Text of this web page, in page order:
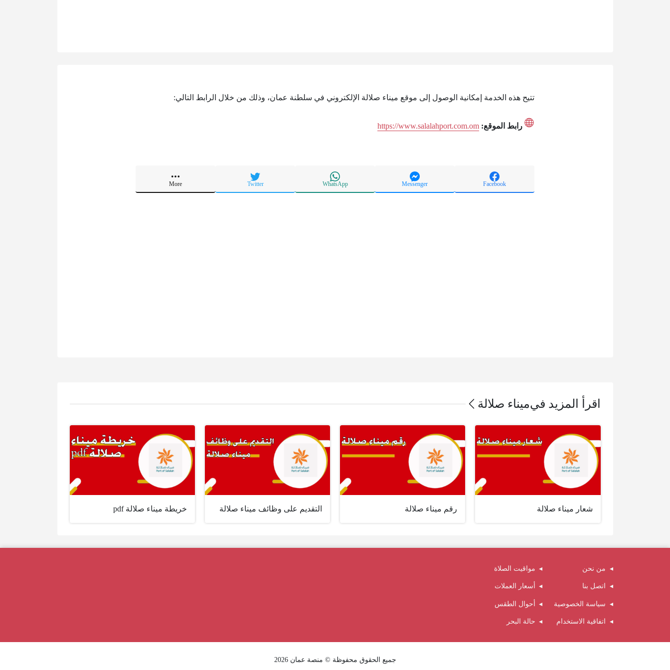
تتيح هذه الخدمة إمكانية الوصول إلى موقع ميناء صلالة الإلكتروني في سلطنة عمان، وذلك من خلال الرابط التالي:
رابط الموقع: https://www.salalahport.com.om
Facebook
Messenger
WhatsApp
Twitter
More
اقرأ المزيد فيميناء صلالة
شعار ميناء صلالة رقم ميناء صلالة التقديم على وظائف ميناء صلالة خريطة ميناء صلالة pdf
من نحن
اتصل بنا
سياسة الخصوصية
اتفاقية الاستخدام
مواقيت الصلاة
أسعار العملات
أحوال الطقس
حالة البحر
جميع الحقوق محفوظة © منصة عمان 2026